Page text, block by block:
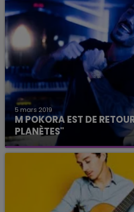
5 mars 2019
M POKORA EST DE
PLANÈTES"
Après un an d'absence, il est